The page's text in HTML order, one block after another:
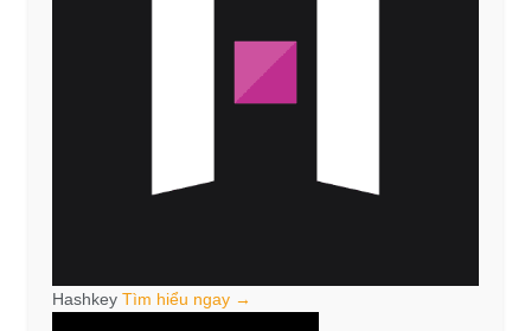
Hashkey Tìm hiểu ngay →